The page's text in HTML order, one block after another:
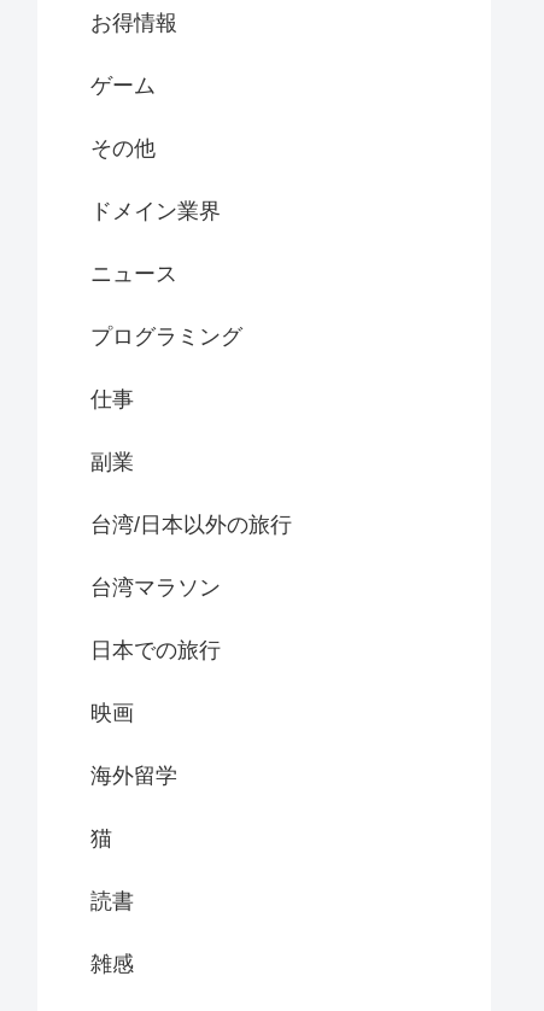
お得情報
ゲーム
その他
ドメイン業界
ニュース
プログラミング
仕事
副業
台湾/日本以外の旅行
台湾マラソン
日本での旅行
映画
海外留学
猫
読書
雑感